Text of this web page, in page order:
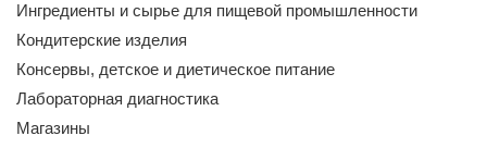
Ингредиенты и сырье для пищевой промышленности
Кондитерские изделия
Консервы, детское и диетическое питание
Лабораторная диагностика
Магазины